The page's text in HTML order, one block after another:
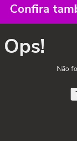
Confira
Ops!
Não